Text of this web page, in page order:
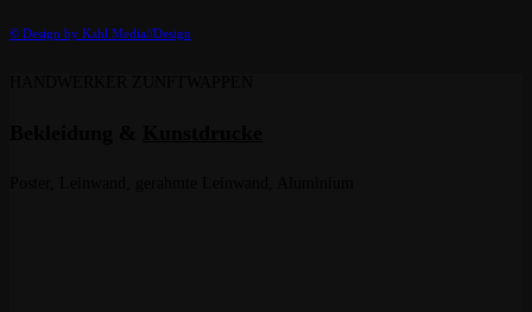
© Design by Kahl Media//Design